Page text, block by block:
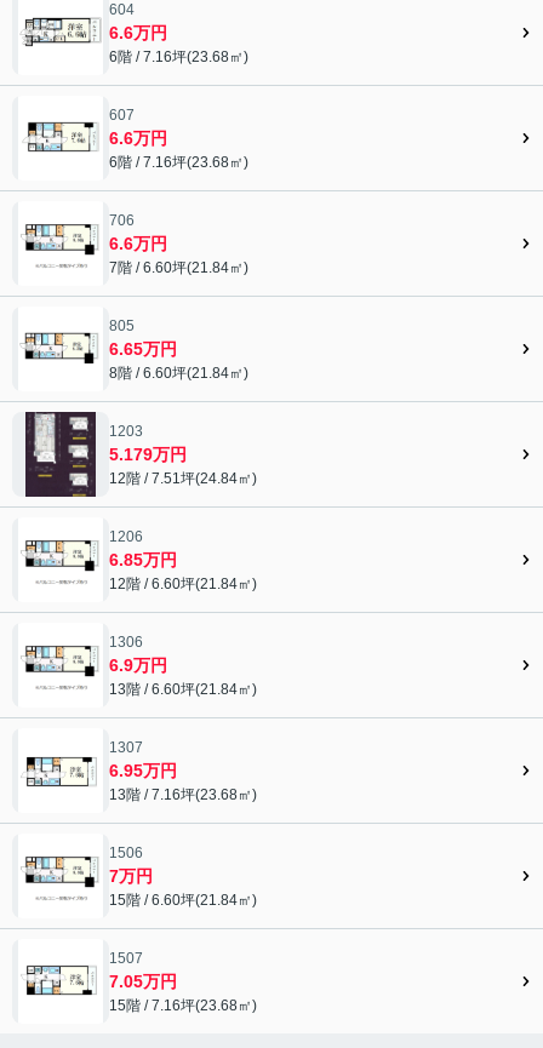
604
6.6万円
6階 / 7.16坪(23.68㎡)
607
6.6万円
6階 / 7.16坪(23.68㎡)
706
6.6万円
7階 / 6.60坪(21.84㎡)
805
6.65万円
8階 / 6.60坪(21.84㎡)
1203
5.179万円
12階 / 7.51坪(24.84㎡)
1206
6.85万円
12階 / 6.60坪(21.84㎡)
1306
6.9万円
13階 / 6.60坪(21.84㎡)
1307
6.95万円
13階 / 7.16坪(23.68㎡)
1506
7万円
15階 / 6.60坪(21.84㎡)
1507
7.05万円
15階 / 7.16坪(23.68㎡)